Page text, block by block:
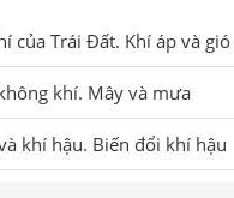
của Trái Đất. Khí áp và gió
khí. Mây và mưa
khí hậu. Biến đổi khí hậu